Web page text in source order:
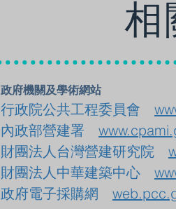
相
政府機關及學術網站
行政院公共工程委員會
內政部營建署
財團法人台灣營建研究院
財團法人中華建築中心
政府電子採購網